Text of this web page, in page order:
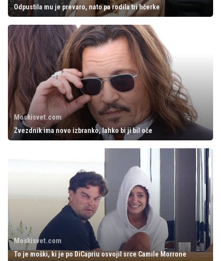
Odpustila mu je prevaro, nato pa rodila tri hčerke
Moskisvet.com
Zvezdnik ima novo izbranko, lahko bi ji bil oče
Moskisvet.com
To je moški, ki je po DiCapriu osvojil srce Camile Morrone